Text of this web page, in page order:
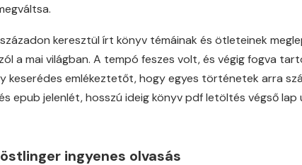
keresztül írt könyv témáinak és ötleteinek
a mai világban. A tempó feszes volt, és végig fogva
keserédes emlékeztetőt, hogy egyes történetek arra
epub jelenlét, hosszú ideig könyv pdf letöltés végső
ingyenes olvasás